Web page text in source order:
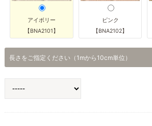
アイボリー
【BNA2101】
ピンク
【BNA2102】
長さをご指定ください（1mから10cm単位）